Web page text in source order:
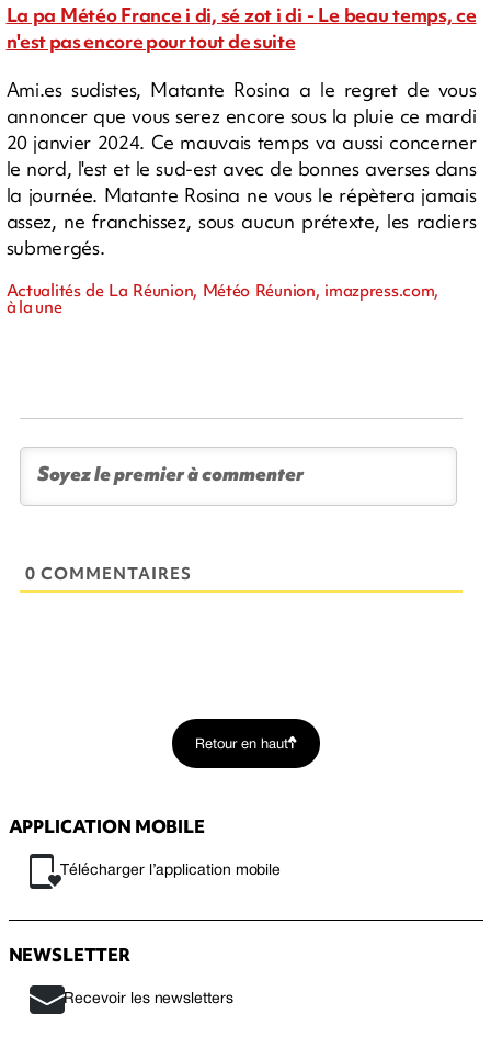
La pa Météo France i di, sé zot i di - Le beau temps, ce
n'est pas encore pour tout de suite
Ami.es sudistes, Matante Rosina a le regret de vous
annoncer que vous serez encore sous la pluie ce mardi
20 janvier 2024. Ce mauvais temps va aussi concerner
le nord, l'est et le sud-est avec de bonnes averses dans
la journée. Matante Rosina ne vous le répètera jamais
assez, ne franchissez, sous aucun prétexte, les radiers
submergés.
Actualités de La Réunion, Météo Réunion, imazpress.com,
à la une
0 COMMENTAIRES
Retour en haut
APPLICATION MOBILE
Télécharger l’application mobile
NEWSLETTER
Recevoir les newsletters